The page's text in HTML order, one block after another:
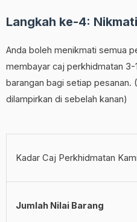
Langkah ke-4:
Anda boleh menikmati semua
membayar caj perkhidmatan 3-
barangan bagi setiap pesanan.
dilampirkan di sebelah kanan)
Kadar Caj Perkhidmatan Kami
Jumlah Nilai Barang